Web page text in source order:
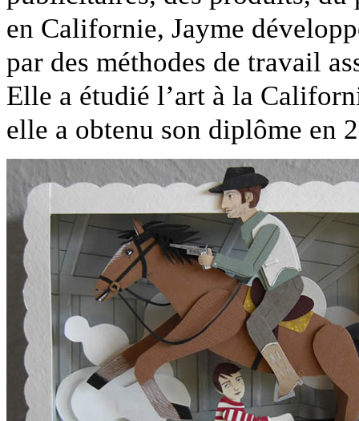
en Californie, Jayme
par des méthodes de travail
Elle a étudié l’art à la
elle a obtenu son diplôme en